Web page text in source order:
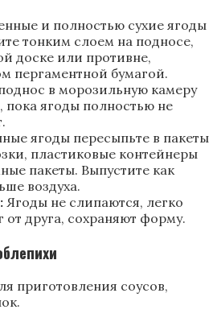
и полностью сухие ягоды
тонким слоем на подносе,
доске или противне,
пергаментной бумагой.
в морозильную камеру
пока ягоды полностью не
ягоды пересыпьте в пакеты
пластиковые контейнеры
пакеты. Выпустите как
воздуха.
Ягоды не слипаются, легко
от друга, сохраняют форму.
приготовления соусов,